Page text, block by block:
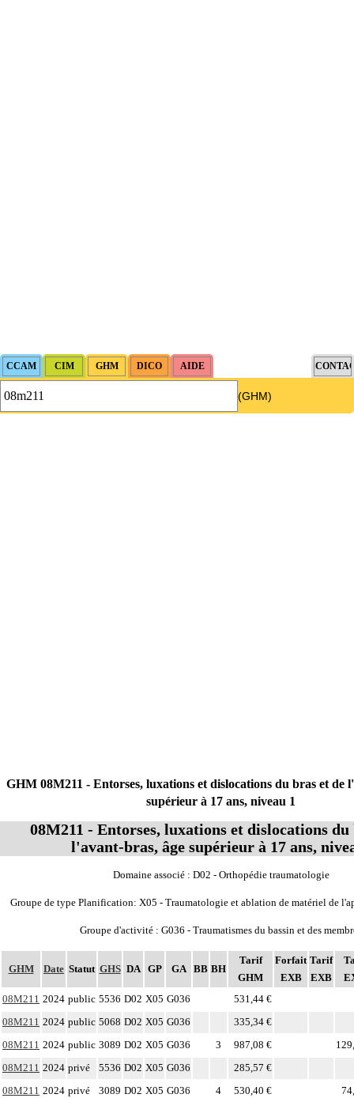
(GHM)
GHM Date Statut GHS DA GP GA BB BH
Tarif
GHM
Forfait
EXB
Tarif
EXB
08M211 2024 public 5536 D02 X05 G036
531,44 €
08M211 2024 public 5068 D02 X05 G036
335,34 €
08M211 2024 public 3089 D02 X05 G036 3 987,08 €
08M211 2024 privé 5536 D02 X05 G036
285,57 €
08M211 2024 privé 3089 D02 X05 G036 4 530,40 €
GHM 08M211 - Entorses, luxations et dislocations du bras et de
supérieur à 17 ans, niveau 1
08M211 - Entorses, luxations et dislocations du
l'avant-bras, âge supérieur à 17 ans,
Domaine associé : D02 - Orthopédie traumatologie
Groupe de type Planification: X05 - Traumatologie et ablation de matériel de
Groupe d'activité : G036 - Traumatismes du bassin et des